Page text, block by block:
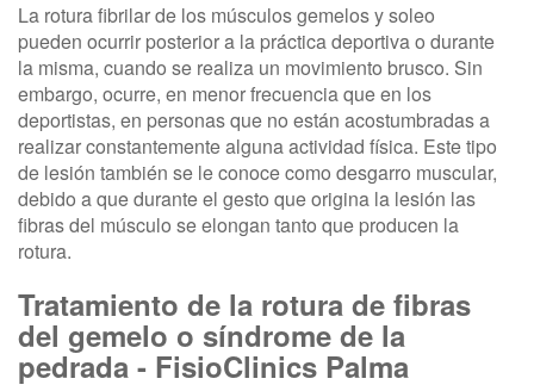
La rotura fibrilar de los músculos gemelos y soleo
pueden ocurrir posterior a la práctica deportiva o durante
la misma, cuando se realiza un movimiento brusco. Sin
embargo, ocurre, en menor frecuencia que en los
deportistas, en personas que no están acostumbradas a
realizar constantemente alguna actividad física. Este tipo
de lesión también se le conoce como desgarro muscular,
debido a que durante el gesto que origina la lesión las
fibras del músculo se elongan tanto que producen la
rotura.
Tratamiento de la rotura de fibras
del gemelo o síndrome de la
pedrada - FisioClinics Palma